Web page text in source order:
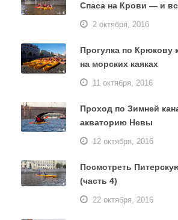
Спаса на Крови — и
2 октября, 2016
Прогулка по Крюкову
на морских каяках
11 октября, 2016
Проход по Зимней
акваторию Невы
12 октября, 2016
Посмотреть
(часть 4)
22 октября, 2016